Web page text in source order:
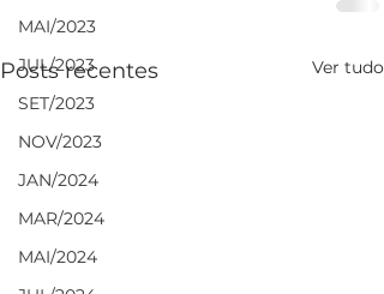
MAI/2023
JUL/2023
SET/2023
NOV/2023
JAN/2024
MAR/2024
MAI/2024
Posts recentes Ver tudo